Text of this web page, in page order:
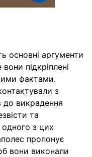
основні аргументи
підкріплені
фактами.
з
до викрадення
та
з цих
пропонує
вони виконали